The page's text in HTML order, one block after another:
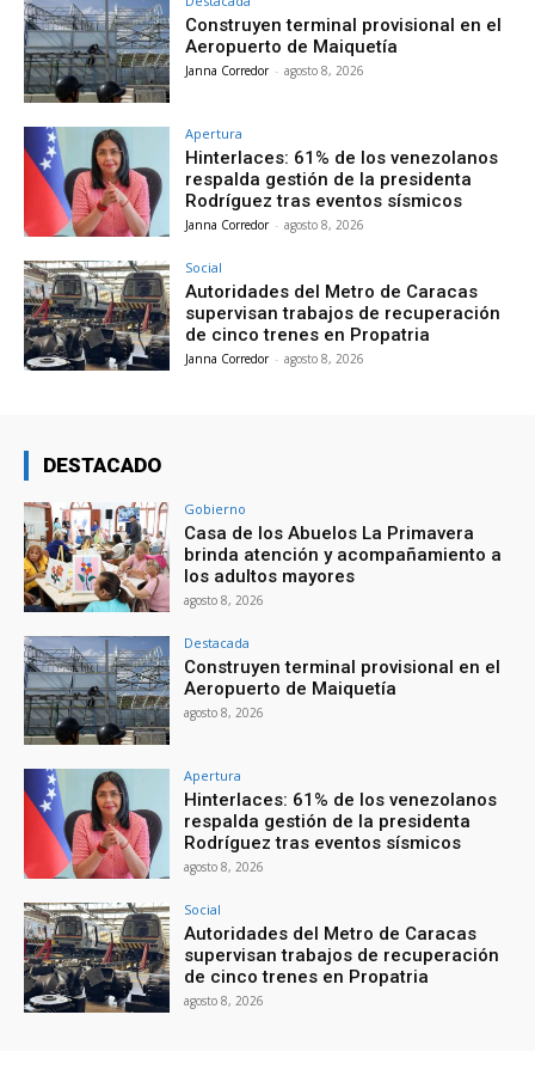
Construyen terminal provisional en el
Aeropuerto de Maiquetía
Janna Corredor - agosto 8, 2026
Apertura
Hinterlaces: 61% de los venezolanos
respalda gestión de la presidenta
Rodríguez tras eventos sísmicos
Janna Corredor - agosto 8, 2026
Social
Autoridades del Metro de Caracas
supervisan trabajos de recuperación
de cinco trenes en Propatria
Janna Corredor - agosto 8, 2026
DESTACADO
Gobierno
Casa de los Abuelos La Primavera
brinda atención y acompañamiento a
los adultos mayores
agosto 8, 2026
Destacada
Construyen terminal provisional en el
Aeropuerto de Maiquetía
agosto 8, 2026
Apertura
Hinterlaces: 61% de los venezolanos
respalda gestión de la presidenta
Rodríguez tras eventos sísmicos
agosto 8, 2026
Social
Autoridades del Metro de Caracas
supervisan trabajos de recuperación
de cinco trenes en Propatria
agosto 8, 2026